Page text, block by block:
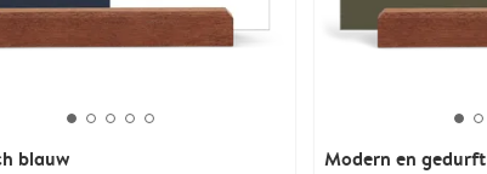
blauw Modern en gedurft